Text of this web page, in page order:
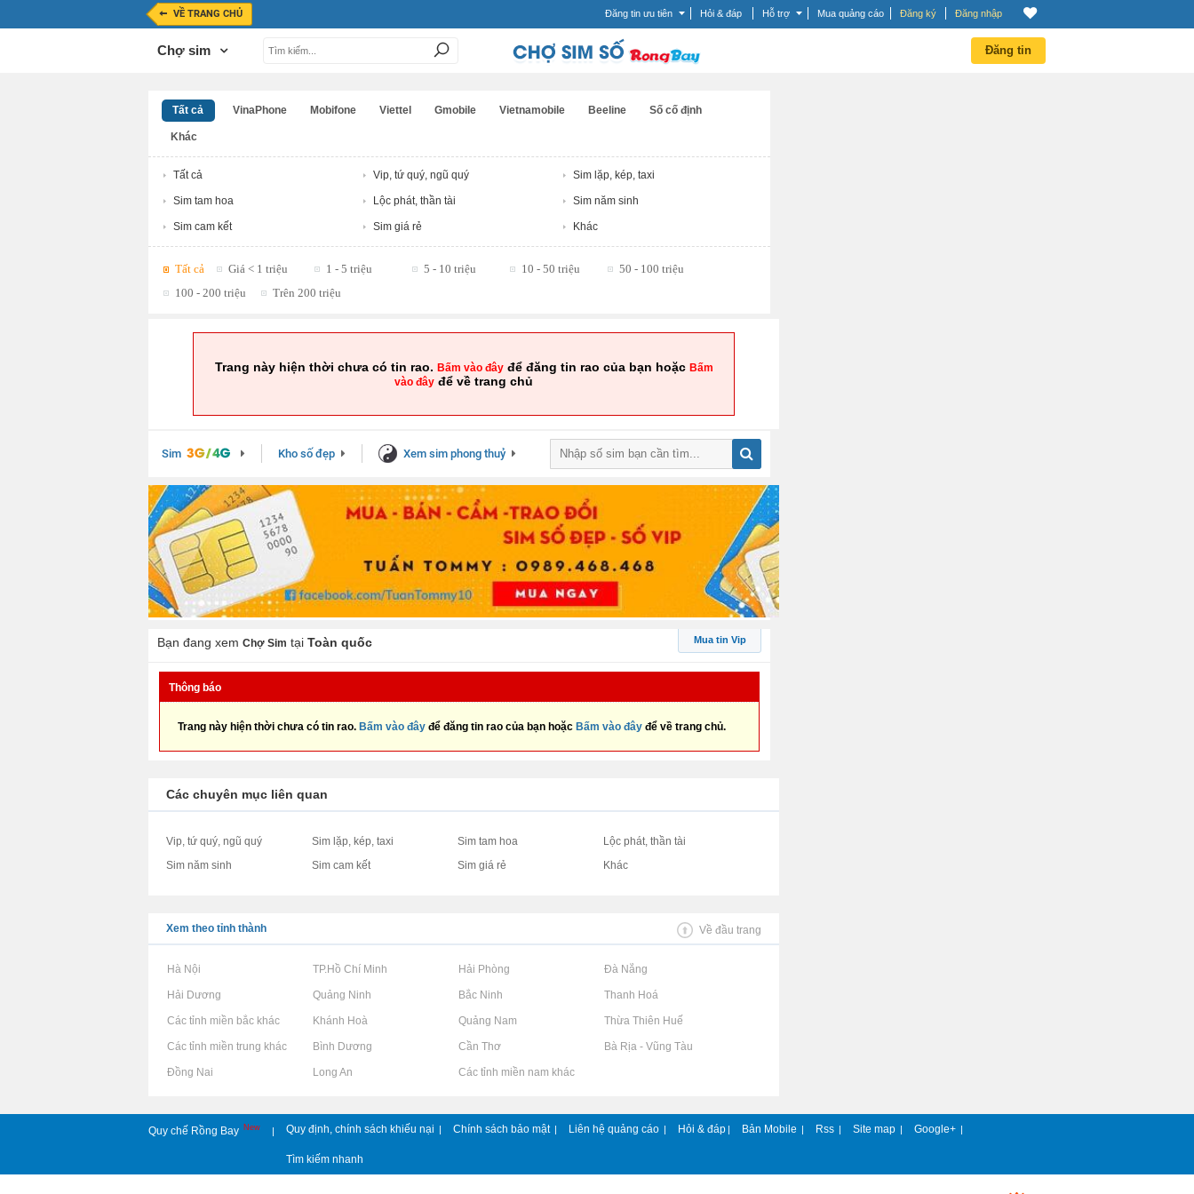
VỀ TRANG CHỦ Đăng tin ưu tiên Hỏi & đáp Hỗ trợ Mua quảng cáo Đăng ký Đăng nhập
Chợ sim Đăng tin
Tất cả VinaPhone Mobifone Viettel Gmobile Vietnamobile Beeline Số cố định
Khác
Tất cả Vip, tứ quý, ngũ quý Sim lặp, kép, taxi
Sim tam hoa Lộc phát, thần tài Sim năm sinh
Sim cam kết Sim giá rẻ Khác
Tất cả Giá < 1 triệu 1 - 5 triệu 5 - 10 triệu 10 - 50 triệu
50 - 100 triệu
100 - 200 triệu
Trên 200 triệu
Trang này hiện thời chưa có tin rao. Bấm vào đâyđể đăng tin rao của bạn hoặc Bấm
vào đây để về trang chủ
Sim Kho số đẹp Xem sim phong thuỷ
Bạn đang xem Chợ Sim tại Toàn quốc Mua tin Vip
Thông báo
Trang này hiện thời chưa có tin rao. Bấm vào đây để đăng tin rao của bạn hoặc Bấm vào đây để về trang chủ.
Các chuyên mục liên quan
Vip, tứ quý, ngũ quý Sim lặp, kép, taxi Sim tam hoa
Lộc phát, thần tài
Sim năm sinh
Sim cam kết Sim giá rẻ Khác
Xem theo tỉnh thành Về đầu trang
Rao vặt tại Hà Nội Rao vặt tại TP.Hồ Chí Minh Rao vặt tại Hải Phòng Rao vặt tại Đà Nẵng
Rao vặt tại Hải Dương Rao vặt tại Quảng Ninh Rao vặt tại Bắc Ninh Rao vặt tại Thanh Hoá
Rao vặt tại Các tỉnh miền bắc khácRao vặt tại Khánh Hoà Rao vặt tại Quảng Nam Rao vặt tại Thừa Thiên Huế
Rao vặt tại Các tỉnh miền trung khácRao vặt tại Bình Dương Rao vặt tại Cần Thơ Rao vặt tại Bà Rịa - Vũng Tàu
Rao vặt tại Đồng Nai Rao vặt tại Long An Rao vặt tại Các tỉnh miền nam khác
Quy chế Rồng Bay New | Quy định, chính sách khiếu nại | Chính sách bảo mật | Liên hệ quảng cáo | Hỏi & đáp | Bản Mobile | Rss | Site map | Google+ |
Tìm kiếm nhanh